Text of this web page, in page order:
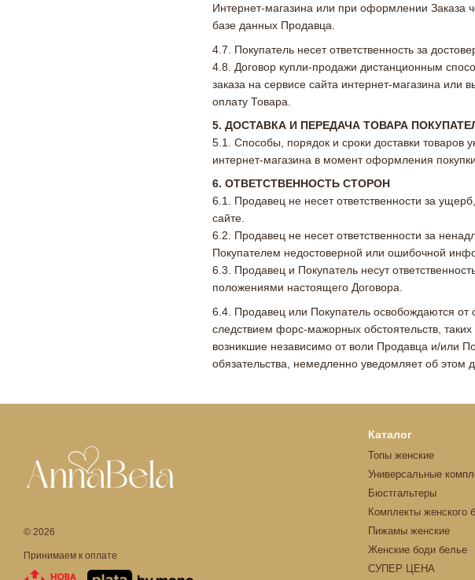
Интернет-магазина или при оформлении Заказа
базе данных Продавца.
4.7. Покупатель несет ответственность за
4.8. Договор купли-продажи дистанционным
заказа на сервисе сайта интернет-магазина
оплату Товара.
5. ДОСТАВКА И ПЕРЕДАЧА ТОВАРА
5.1. Способы, порядок и сроки доставки товаров
интернет-магазина в момент оформления покупки.
6. ОТВЕТСТВЕННОСТЬ СТОРОН
6.1. Продавец не несет ответственности за
сайте.
6.2. Продавец не несет ответственности за
Покупателем недостоверной или ошибочной
6.3. Продавец и Покупатель несут
положениями настоящего Договора.
6.4. Продавец или Покупатель освобождаются от
следствием форс-мажорных обстоятельств,
возникшие независимо от воли Продавца и/или
обязательства, немедленно уведомляет об этом
© 2026
Принимаем к оплате
Каталог
Топы женские
Универсальные
Бюстгальтеры
Комплекты женского
Пижамы женские
Женские боди белье
СУПЕР ЦЕНА